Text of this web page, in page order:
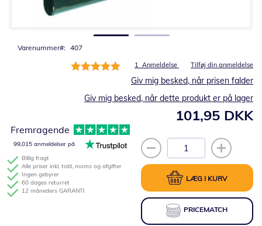
Varenummer 407
Bedømmelse:
1 Anmeldelse Tilføj din anmeldelse
101,95 DKK
Giv mig besked, når prisen falder
Giv mig besked, når dette produkt er på lager
LÆG I KURV
PRICEMATCH
Billig fragt
Alle priser inkl. told, moms og afgifter
Ingen gebyrer
60 dages returret
12 måneders GARANTI
Fremragende
99,015 anmeldelser på